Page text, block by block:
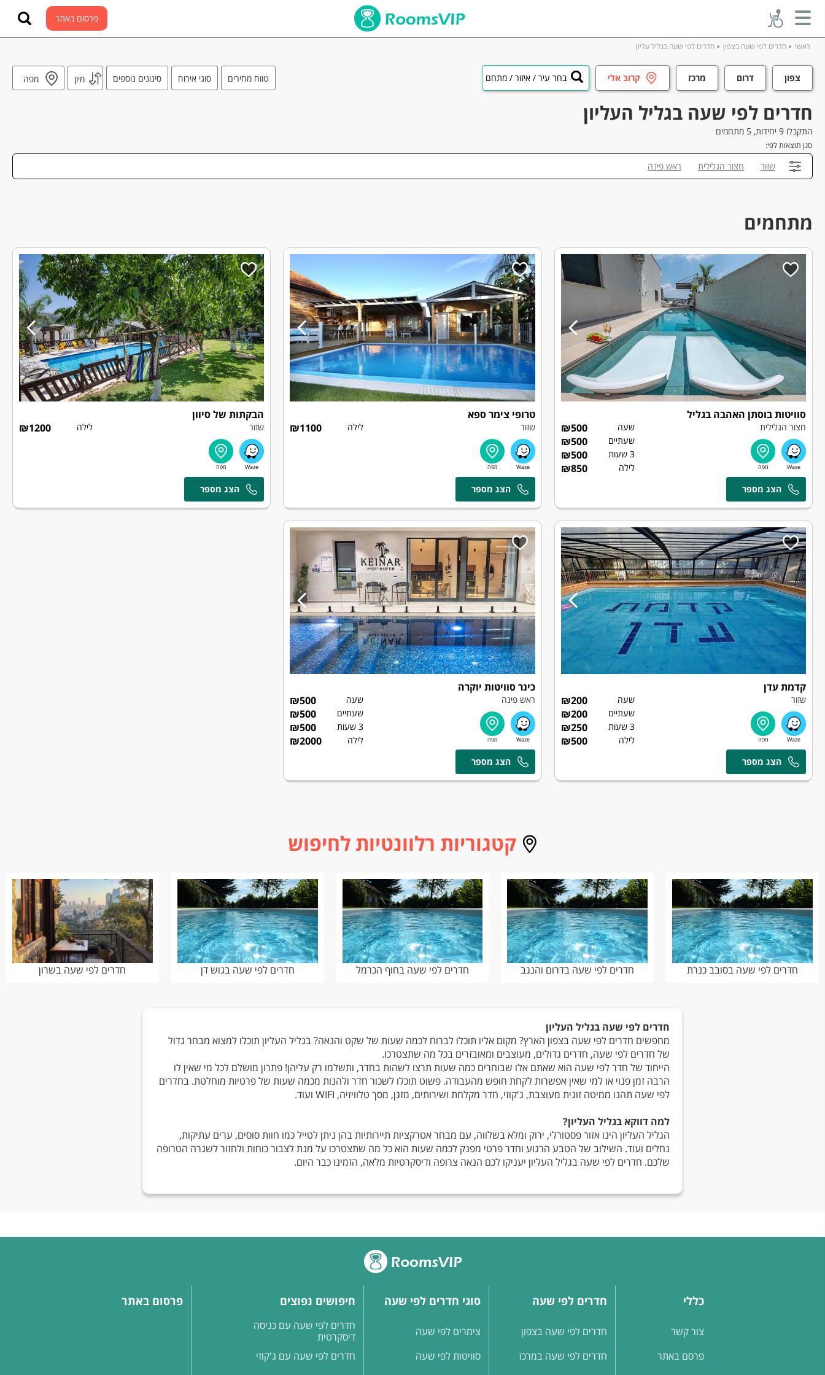
פרסום באתר
ראשי חדרים לפי שעה בצפון חדרים לפי שעה בגליל עליון
צפון דרום מרכז קרוב אלי בחר עיר / איזור / מתחם
חדרים לפי שעה בגליל העליון
התקבלו 9 יחידות, 5 מתחמים
טווח מחירים סוגי אירוח סינונים נוספים מיון מפה
סנן תוצאות לפי:
שזור חצור הגלילית ראש פינה
מתחמים
סוויטות בוסתן האהבה בגליל
חצור הגלילית שעה ₪500
שעתיים ₪500
3 שעות ₪500
לילה ₪850
ליאור
טרופי צימר ספא
שזור לילה ₪1100
טל
הבקתות של סיוון
שזור לילה ₪1200
אלי
קדמת עדן
שזור שעה ₪200
שעתיים ₪200
3 שעות ₪250
לילה ₪500
אורי
כינר סוויטות יוקרה
ראש פינה שעה ₪500
שעתיים ₪500
3 שעות ₪500
לילה ₪2000
ניב
קטגוריות רלוונטיות לחיפוש
חדרים לפי שעה בסובב כנרת חדרים לפי שעה בדרום והנגב חדרים לפי שעה בחוף הכרמל חדרים לפי שעה בגוש דן חדרים לפי שעה בשרון
חדרים לפי שעה בגליל העליון
מחפשים חדרים לפי שעה בצפון הארץ? מקום אליו תוכלו לברוח לכמה שעות של שקט והנאה? בגליל העליון תוכלו למצוא מבחר גדול
של חדרים לפי שעה, חדרים גדולים, מעוצבים ומאובזרים בכל מה שתצטרכו.
הייחוד של חדר לפי שעה הוא שאתם אלו שבוחרים כמה שעות תרצו לשהות בחדר, ותשלמו רק עליהן! פתרון מושלם לכל מי שאין לו
הרבה זמן פנוי או למי שאין אפשרות לקחת חופש מהעבודה. פשוט תוכלו לשכור חדר ולהנות מכמה שעות של פרטיות מוחלטת. בחדרים
לפי שעה תהנו ממיטה זוגית מעוצבת, ג'קוזי, חדר מקלחת ושירותים, מזגן, מסך טלוויזיה, WIFI ועוד.
למה דווקא בגליל העליון?
הגליל העליון הינו אזור פסטורלי, ירוק ומלא בשלווה, עם מבחר אטרקציות תיירותיות בהן ניתן לטייל כמו חוות סוסים, ערים עתיקות,
נחלים ועוד. השילוב של הטבע הרגוע וחדר פרטי מפנק לכמה שעות הוא כל מה שתצטרכו על מנת לצבור כוחות ולחזור לשגרה הטרופה
שלכם. חדרים לפי שעה בגליל העליון יעניקו לכם הנאה צרופה ודיסקרטיות מלאה, הזמינו כבר היום.
כללי
צור קשר
פרסם באתר
חדרים לפי שעה
חדרים לפי שעה בצפון
חדרים לפי שעה במרכז
סוגי חדרים לפי שעה
צימרים לפי שעה
סוויטות לפי שעה
חיפושים נפוצים
חדרים לפי שעה עם כניסה
דיסקרטית
חדרים לפי שעה עם ג'קוזי
פרסום באתר